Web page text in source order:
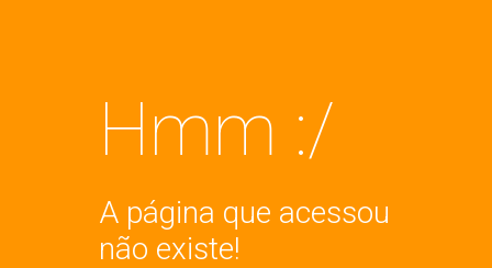
Hmm :/
A página que acessou
não existe!